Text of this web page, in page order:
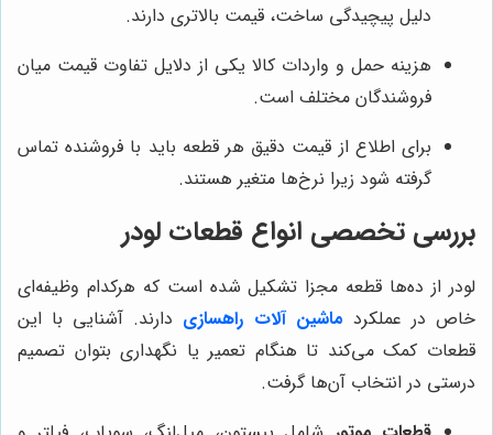
دلیل پیچیدگی ساخت، قیمت بالاتری دارند.
هزینه حمل و واردات کالا یکی از دلایل تفاوت قیمت میان
فروشندگان مختلف است.
برای اطلاع از قیمت دقیق هر قطعه باید با فروشنده تماس
گرفته شود زیرا نرخ‌ها متغیر هستند.
بررسی تخصصی انواع قطعات لودر
لودر از ده‌ها قطعه مجزا تشکیل شده است که هرکدام وظیفه‌ای
خاص در عملکرد ماشین آلات راهسازی دارند. آشنایی با این
قطعات کمک می‌کند تا هنگام تعمیر یا نگهداری بتوان تصمیم
درستی در انتخاب آن‌ها گرفت.